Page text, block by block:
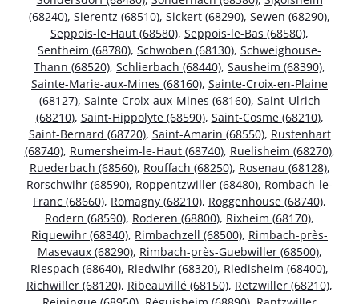
(68240), Sierentz (68510), Sickert (68290), Sewen (68290),
Seppois-le-Haut (68580), Seppois-le-Bas (68580),
Sentheim (68780), Schwoben (68130), Schweighouse-
Thann (68520), Schlierbach (68440), Sausheim (68390),
Sainte-Marie-aux-Mines (68160), Sainte-Croix-en-Plaine
(68127), Sainte-Croix-aux-Mines (68160), Saint-Ulrich
(68210), Saint-Hippolyte (68590), Saint-Cosme (68210),
Saint-Bernard (68720), Saint-Amarin (68550), Rustenhart
(68740), Rumersheim-le-Haut (68740), Ruelisheim (68270),
Ruederbach (68560), Rouffach (68250), Rosenau (68128),
Rorschwihr (68590), Roppentzwiller (68480), Rombach-le-
Franc (68660), Romagny (68210), Roggenhouse (68740),
Rodern (68590), Roderen (68800), Rixheim (68170),
Riquewihr (68340), Rimbachzell (68500), Rimbach-près-
Masevaux (68290), Rimbach-près-Guebwiller (68500),
Riespach (68640), Riedwihr (68320), Riedisheim (68400),
Richwiller (68120), Ribeauvillé (68150), Retzwiller (68210),